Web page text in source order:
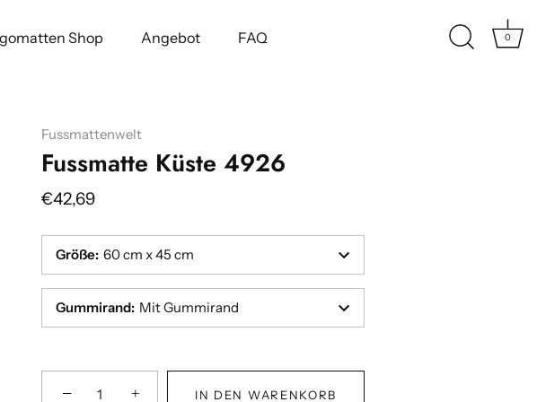
Shop Angebot FAQ 0
Fussmattenwelt
Fussmatte Küste 4926
€42,69
Größe: 60 cm x 45 cm
Gummirand: Mit Gummirand
Breite:(cm)
Breite:(cm)
Breite:(cm)
Breite:(cm)
− + IN DEN WARENKORB